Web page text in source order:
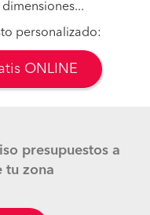
personalizado:
ONLINE
presupuestos a
tu zona